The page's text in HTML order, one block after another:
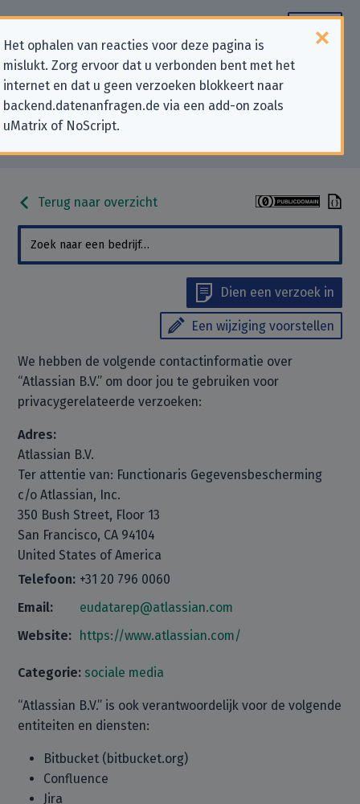
Het ophalen van reacties voor deze pagina is
mislukt. Zorg ervoor dat u verbonden bent met het
internet en dat u geen verzoeken blokkeert naar
backend.datenanfragen.de via een add-on zoals
uMatrix of NoScript.
Contactgegevens voor
privacygerelateerde verzoeken
aan “Atlassian B.V.”
Terug naar overzicht
Dien een verzoek in
Een wijziging voorstellen
We hebben de volgende contactinformatie over
“Atlassian B.V.” om door jou te gebruiken voor
privacygerelateerde verzoeken:
Adres:
Atlassian B.V.
Ter attentie van: Functionaris Gegevensbescherming
c/o Atlassian, Inc.
350 Bush Street, Floor 13
San Francisco, CA 94104
United States of America
Telefoon: +31 20 796 0060
Email:
eudatarep@atlassian.com
Website: https://www.atlassian.com/
Categorie: sociale media
“Atlassian B.V.” is ook verantwoordelijk voor de volgende
entiteiten en diensten:
Bitbucket (bitbucket.org)
Confluence
Jira